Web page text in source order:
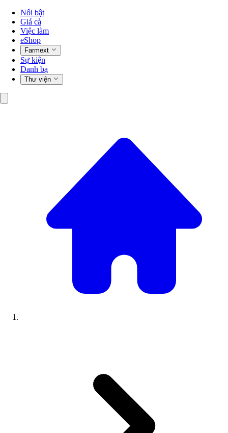
Nổi bật
Giá cả
Việc làm
eShop
Farmext
Sự kiện
Danh bạ
Thư viện